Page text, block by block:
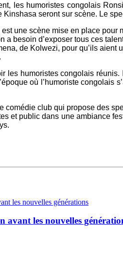
les humoristes congolais
Kinshasa seront sur scène. Le
une scène mise en place pour
a besoin d’exposer tous ces
de Kolwezi, pour qu’ils
les humoristes congolais
où l’humoriste
comédie club qui propose des
et public dans une ambiance
avant les nouvelles